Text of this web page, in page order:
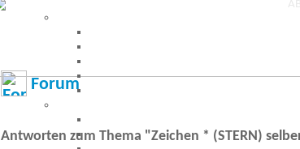
Forum
Antworten zum Thema "Zeichen * (STERN)